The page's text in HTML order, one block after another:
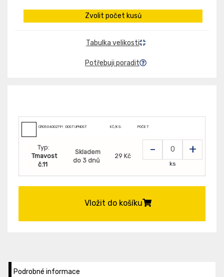
Zvolit počet kusů
Tabulka velikosti
Potřebuji poradit
CR0504002799011DOSTUPNOST KČ/KS: POČET
Typ:
Tmavost
č.11
Skladem
do 3 dnů
29 Kč - +
ks
Vložit do košíku
Podrobné informace